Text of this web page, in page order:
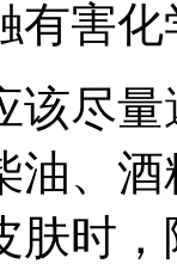
有害化
该尽
油、
肤时